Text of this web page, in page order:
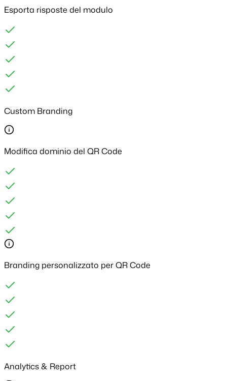
Esporta risposte del modulo
Custom Branding
Modifica dominio del QR Code
Branding personalizzato per QR Code
Analytics & Report